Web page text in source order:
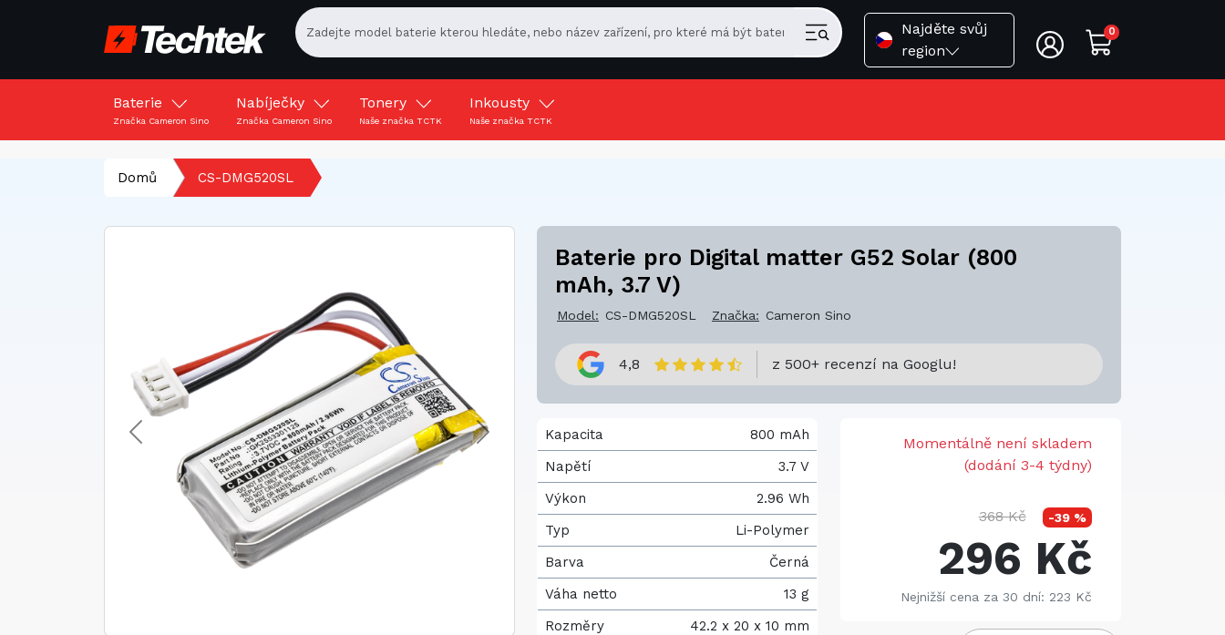
Najděte svůj
region
0
Baterie
Značka Cameron Sino
Nabíječky
Značka Cameron Sino
Tonery
Naše značka TCTK
Inkousty
Naše značka TCTK
Domů CS-DMG520SL
Baterie pro Digital matter G52 Solar (800
mAh, 3.7 V)
Model: CS-DMG520SL Značka: Cameron Sino
4,8 z 500+ recenzí na Googlu!
Kapacita
800 mAh
Napětí
3.7 V
Výkon
2.96 Wh
Typ
Li-Polymer
Barva
Černá
Váha netto
13 g
Rozměry
42.2 x 20 x 10 mm
Momentálně není skladem
(dodání 3-4 týdny)
368 Kč -39 %
296 Kč
Nejnižší cena za 30 dní: 223 Kč